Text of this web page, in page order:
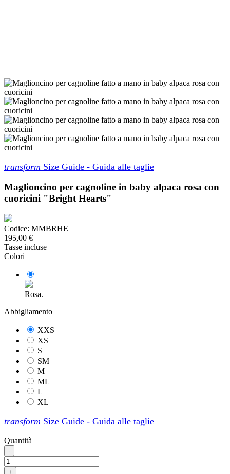
transform Size Guide - Guida alle taglie
Maglioncino per cagnoline in baby alpaca rosa con
cuoricini "Bright Hearts"
Codice: MMBRHE
195,00 €
Tasse incluse
Colori
Rosa.
Abbigliamento
XXS
XS
S
SM
M
ML
L
XL
transform Size Guide - Guida alle taglie
Quantità
-
+